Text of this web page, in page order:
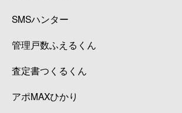
SMSハンター
管理戸数ふえるくん
査定書つくるくん
アポMAXひかり